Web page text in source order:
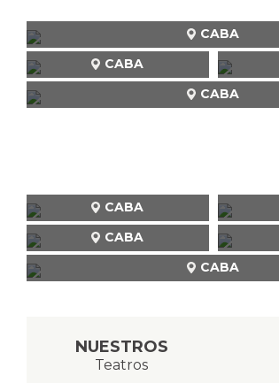
CABA
CABA
CABA
CABA
CABA
CABA
NUESTROS
Teatros